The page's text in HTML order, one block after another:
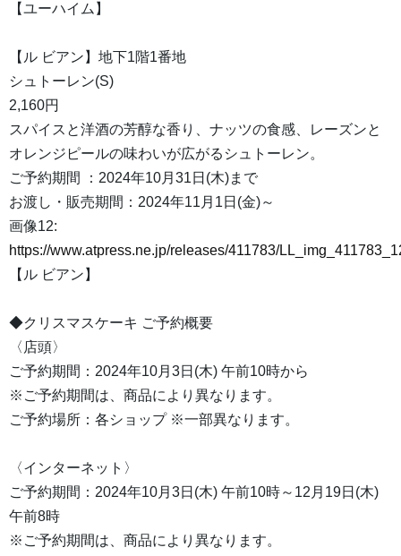
【ユーハイム】
【ル ビアン】地下1階1番地
シュトーレン(S)
2,160円
スパイスと洋酒の芳醇な香り、ナッツの食感、レーズンと
オレンジピールの味わいが広がるシュトーレン。
ご予約期間 ：2024年10月31日(木)まで
お渡し・販売期間：2024年11月1日(金)～
画像12:
https://www.atpress.ne.jp/releases/411783/
【ル ビアン】
◆クリスマスケーキ ご予約概要
〈店頭〉
ご予約期間：2024年10月3日(木) 午前10時から
※ご予約期間は、商品により異なります。
ご予約場所：各ショップ ※一部異なります。
〈インターネット〉
ご予約期間：2024年10月3日(木) 午前10時～12月19日(木)
午前8時
※ご予約期間は、商品により異なります。